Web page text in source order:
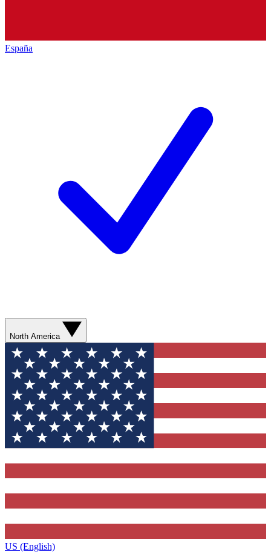
España
North America
US (English)